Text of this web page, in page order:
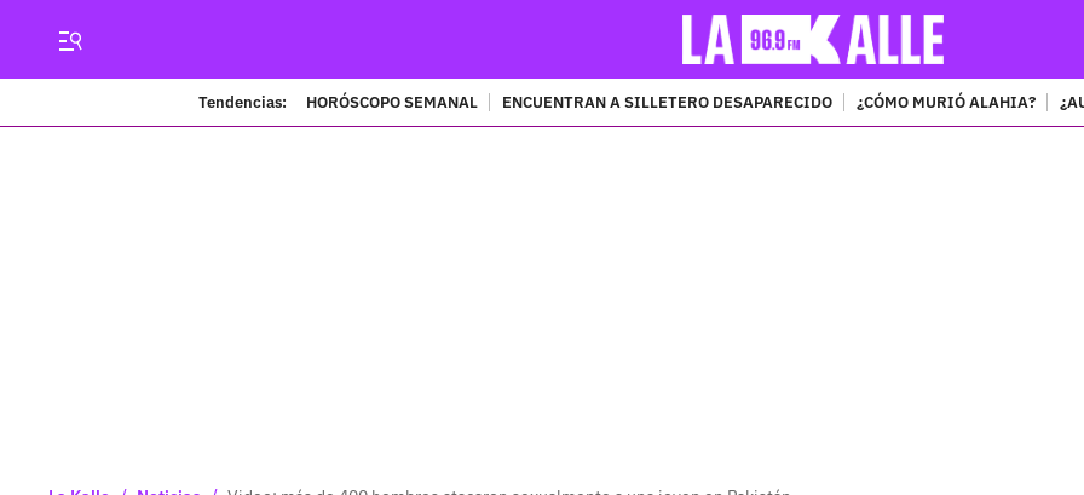
Tendencias: HORÓSCOPO SEMANAL ENCUENTRAN A SILLETERO DESAPARECIDO ¿CÓMO MURIÓ ALAHIA?